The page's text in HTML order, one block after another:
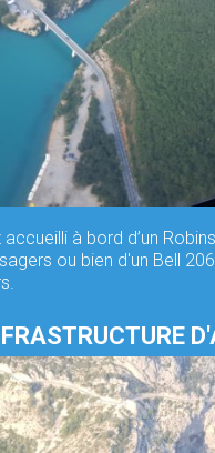
à bord d’un
ou bien d'un Bell